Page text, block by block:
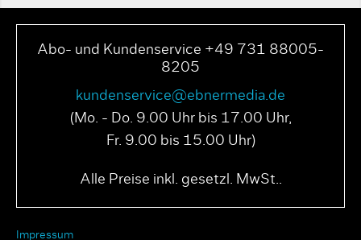
Abo- und Kundenservice +49 731 88005-
8205
kundenservice@ebnermedia.de
(Mo. - Do. 9.00 Uhr bis 17.00 Uhr,
Fr. 9.00 bis 15.00 Uhr)
Alle Preise inkl. gesetzl. MwSt..
Impressum